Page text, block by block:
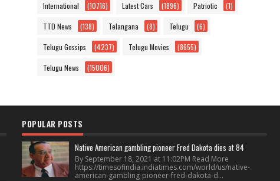
International (10716) Latest Cars (1896) Patriotic (1)
TTD News (138) Telangana (8) Telugu (6)
Telugu Gossips (4237) Telugu Movies (8655)
Telugu News (15006)
POPULAR POSTS
Native American gambling pioneer Fred Dakota dies at 84
By September 18, 2021 at 11:02PM Read More
https://timesofindia.indiatimes.com/world/us/native-
american-gambling-pioneer-fred-dakota-d...